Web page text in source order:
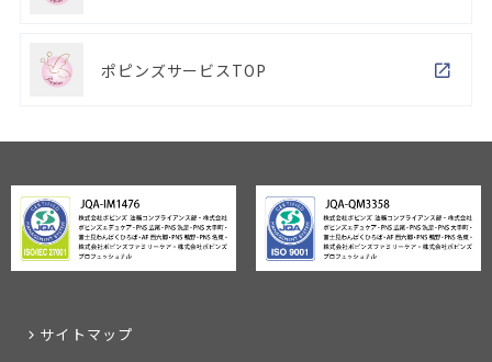
ポピンズサービスTOP
サイトマップ